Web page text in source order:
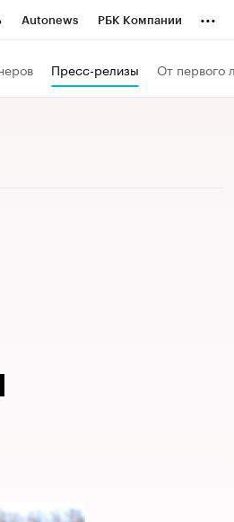
Autonews РБК Компании ...
Пресс-релизы От первого